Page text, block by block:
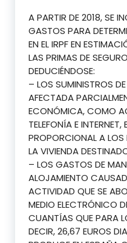
A PARTIR DE 2018, SE
GASTOS PARA
EN EL IRPF EN
LAS PRIMAS DE
DEDUCIÉNDOSE:
– LOS SUMINISTROS
AFECTADA
ECONÓMICA, COMO
TELEFONÍA E
PROPORCIONAL A
LA VIVIENDA
– LOS GASTOS DE
ALOJAMIENTO
ACTIVIDAD QUE SE
MEDIO ELECTRÓNICO
CUANTÍAS QUE PARA
DECIR, 26,67 EUROS